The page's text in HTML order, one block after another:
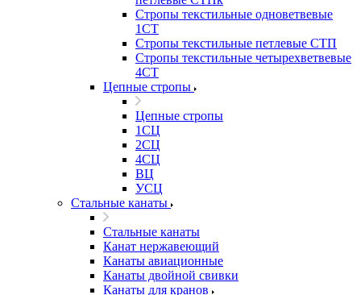
Стропы текстильные одноветвевые
1СТ
Стропы текстильные петлевые СТП
Стропы текстильные четырехветвевые
4СТ
Цепные стропы
Цепные стропы
1СЦ
2СЦ
4СЦ
ВЦ
УСЦ
Стальные канаты
Стальные канаты
Канат нержавеющий
Канаты авиационные
Канаты двойной свивки
Канаты для кранов